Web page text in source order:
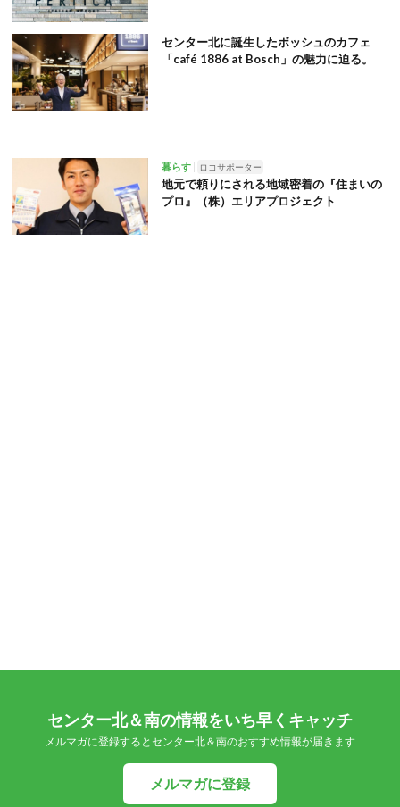
センター北に誕生したボッシュのカフェ
「café 1886 at Bosch」の魅力に迫る。
暮らす ロコサポーター
地元で頼りにされる地域密着の『住まいの
プロ』（株）エリアプロジェクト
センター北＆南の情報をいち早くキャッチ
メルマガに登録するとセンター北＆南のおすすめ情報が届きます
メルマガに登録